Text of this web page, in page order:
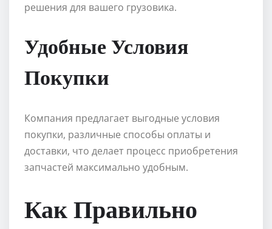
решения для вашего грузовика.
Удобные Условия
Покупки
Компания предлагает выгодные условия
покупки, различные способы оплаты и
доставки, что делает процесс приобретения
запчастей максимально удобным.
Как Правильно